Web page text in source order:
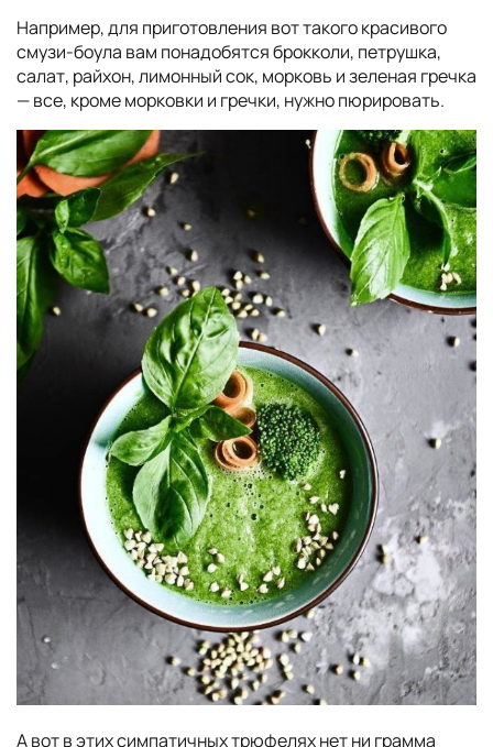
Например, для приготовления вот такого красивого
смузи-боула вам понадобятся брокколи, петрушка,
салат, райхон, лимонный сок, морковь и зеленая гречка
— все, кроме морковки и гречки, нужно пюрировать.
А вот в этих симпатичных трюфелях нет ни грамма